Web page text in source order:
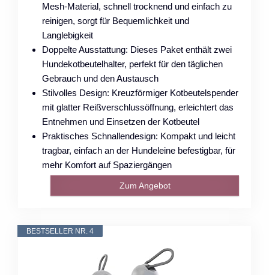
Mesh-Material, schnell trocknend und einfach zu
reinigen, sorgt für Bequemlichkeit und
Langlebigkeit
Doppelte Ausstattung: Dieses Paket enthält zwei
Hundekotbeutelhalter, perfekt für den täglichen
Gebrauch und den Austausch
Stilvolles Design: Kreuzförmiger Kotbeutelspender
mit glatter Reißverschlussöffnung, erleichtert das
Entnehmen und Einsetzen der Kotbeutel
Praktisches Schnallendesign: Kompakt und leicht
tragbar, einfach an der Hundeleine befestigbar, für
mehr Komfort auf Spaziergängen
Zum Angebot
BESTSELLER NR. 4